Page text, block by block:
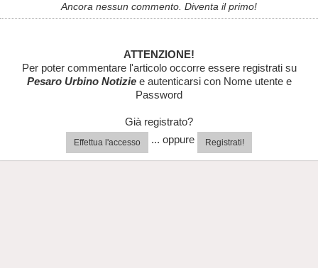
Ancora nessun commento. Diventa il primo!
ATTENZIONE!
Per poter commentare l'articolo occorre essere registrati su
Pesaro Urbino Notiziee autenticarsi con Nome utente e
Password
Già registrato?
Effettua l'accesso ... oppure Registrati!